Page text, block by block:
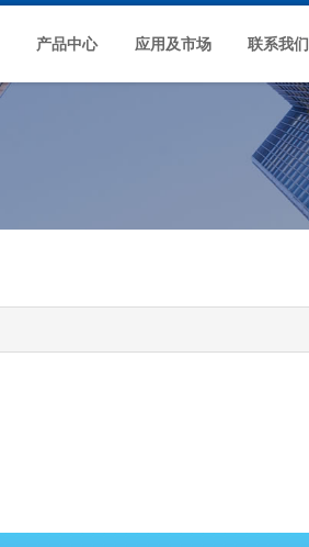
产品中心 应用及市场 联系我们